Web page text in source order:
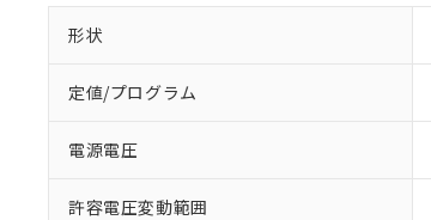
形状
定値/プログラム
電源電圧
許容電圧変動範囲